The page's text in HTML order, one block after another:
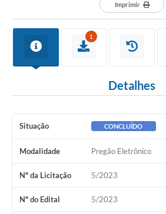
PS nº 001/2021 - Cargo Enfermeiro(a)
Galeria de Vídeos
Projetos
Contas Públicas
Editais
Imprimir
1
Detalhes
Situação CONCLUÍDO
Modalidade Pregão Eletrônico
Nº da Licitação 5/2023
Nº do Edital 5/2023